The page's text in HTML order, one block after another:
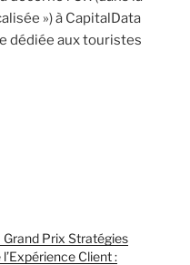
») à CapitalData
dédiée aux touristes
Grand Prix Stratégies
l’Expérience Client :